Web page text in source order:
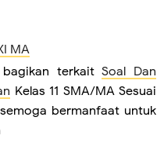
MA
bagikan terkaitSoal Dan
Kelas 11 SMA/MA Sesuai
bermanfaat untuk